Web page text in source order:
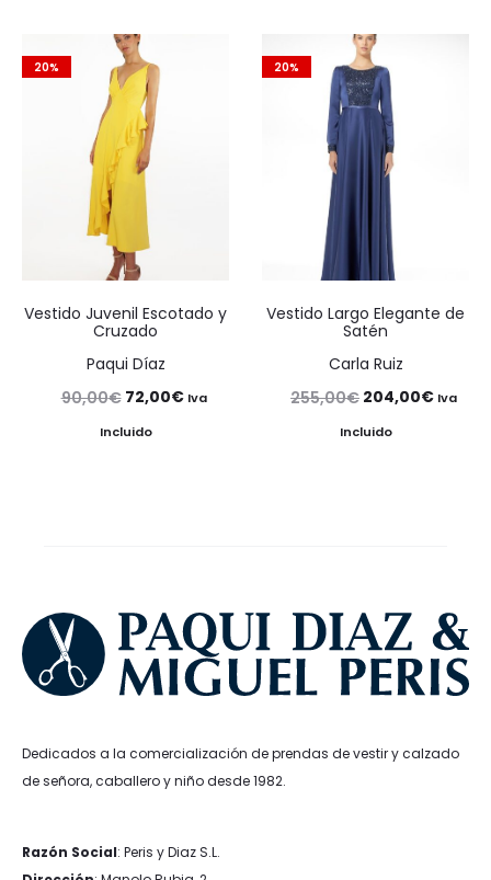
era:
275,00€.
220,00€.
era:
255,00€.
20%
Vestido Juvenil Escotado y
Cruzado
Paqui Díaz
90,00€ El
precio
72,00€ElIva
Incluido
20%
Vestido Largo Elegante de
Satén
Carla Ruiz
255,00€ El
precio
204,00€ElIva
Incluido
Dedicados a la comercialización de prendas de vestir y calzado
de señora, caballero y niño desde 1982.
Razón Social: Peris y Diaz S.L.